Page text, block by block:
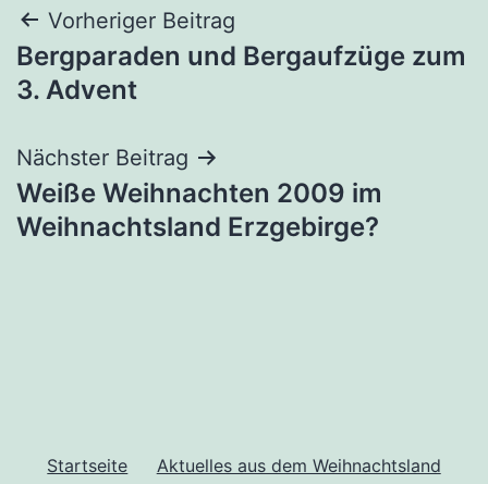
Beitragsnavigation
Vorheriger Beitrag
Bergparaden und Bergaufzüge zum
3. Advent
Nächster Beitrag
Weiße Weihnachten 2009 im
Weihnachtsland Erzgebirge?
Startseite Aktuelles aus dem Weihnachtsland